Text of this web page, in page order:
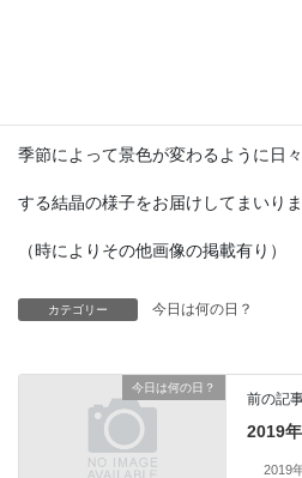
季節によって景色が変わるように日
する結晶の様子をお届けしてまいりま
（時によりその他画像の掲載有り）
カテゴリー 今日は何の日？
今日は何の日？
前の記
2019
2019